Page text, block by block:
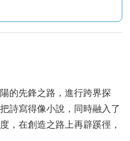
的先鋒之路，進行跨界探
詩寫得像小說，同時融入了
，在創造之路上再辟蹊徑，